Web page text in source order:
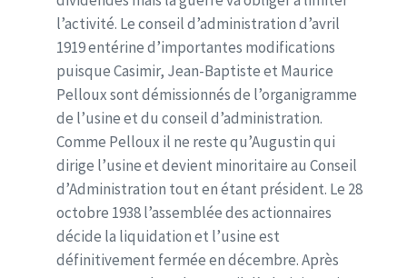
l’activité. Le conseil d’administration d’avril
1919 entérine d’importantes modifications
puisque Casimir, Jean-Baptiste et Maurice
Pelloux sont démissionnés de l’organigramme
de l’usine et du conseil d’administration.
Comme Pelloux il ne reste qu’Augustin qui
dirige l’usine et devient minoritaire au Conseil
d’Administration tout en étant président. Le 28
octobre 1938 l’assemblée des actionnaires
décide la liquidation et l’usine est
définitivement fermée en décembre. Après